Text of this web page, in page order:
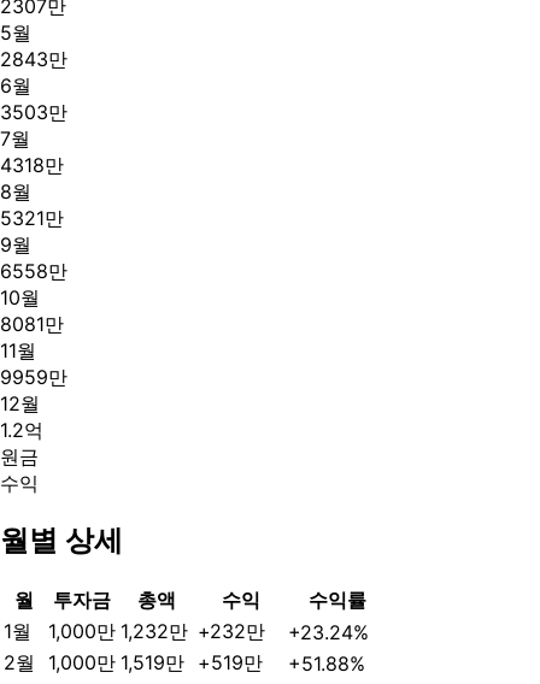
2307만
5월
2843만
6월
3503만
7월
4318만
8월
5321만
9월
6558만
10월
8081만
11월
9959만
12월
1.2억
원금
수익
월별 상세
월 투자금 총액 수익
수익률
1월 1,000만 1,232만 +232만
+23.24%
2월 1,000만 1,519만 +519만
+51.88%